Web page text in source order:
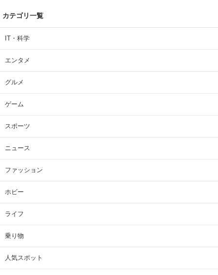
カテゴリ一覧
IT・科学
エンタメ
グルメ
ゲーム
スポーツ
ニュース
ファッション
ホビー
ライフ
乗り物
人気スポット